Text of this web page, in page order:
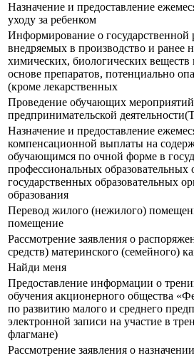
Назначение и предоставление
уходу за ребенком
Информирование о государственной
внедряемых в производство и ранее
химических, биологических
основе препаратов, потенциально
(кроме лекарственных
Проведение обучающих
предпринимательской
Назначение и предоставление
компенсационной выплаты на
обучающимся по очной форме в
профессиональных образовательных
государственных образовательных
образования
Перевод жилого (нежилого)
помещение
Рассмотрение заявления о
средств) материнского (семейного)
Найди меня
Предоставление информации о
обучения акционерного общества
по развитию малого и среднего
электронной записи на участие в
флагмане)
Рассмотрение заявления о